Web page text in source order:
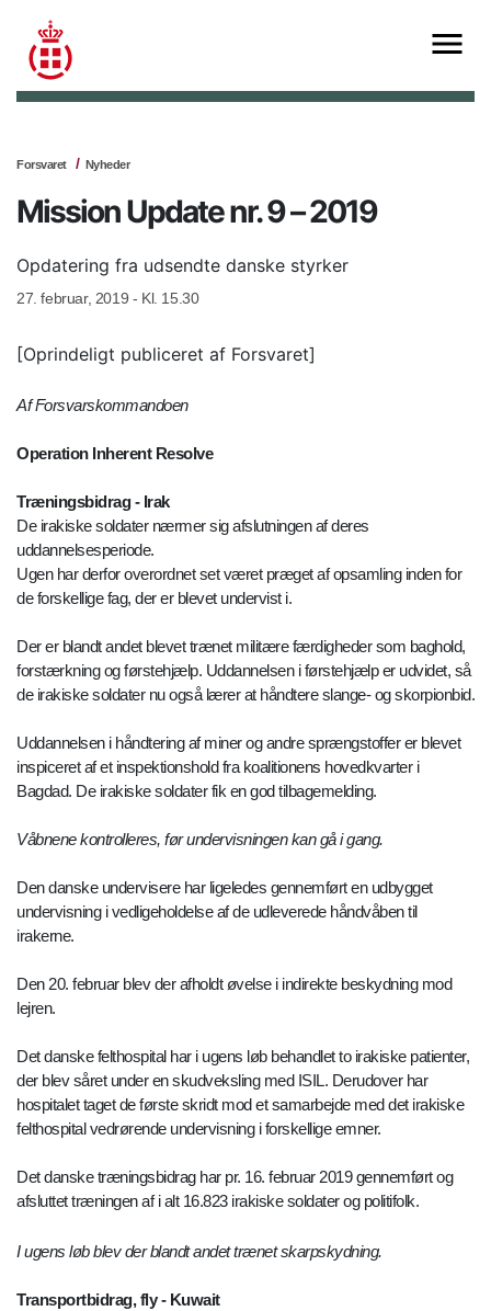
Forsvaret Nyheder
Mission Update nr. 9 – 2019
Opdatering fra udsendte danske styrker
27. februar, 2019 - Kl. 15.30
[Oprindeligt publiceret af Forsvaret]
Af Forsvarskommandoen
Operation Inherent Resolve
Træningsbidrag - Irak
De irakiske soldater nærmer sig afslutningen af deres
uddannelsesperiode.
Ugen har derfor overordnet set været præget af opsamling inden for
de forskellige fag, der er blevet undervist i.
Der er blandt andet blevet trænet militære færdigheder som baghold,
forstærkning og førstehjælp. Uddannelsen i førstehjælp er udvidet, så
de irakiske soldater nu også lærer at håndtere slange- og skorpionbid.
Uddannelsen i håndtering af miner og andre sprængstoffer er blevet
inspiceret af et inspektionshold fra koalitionens hovedkvarter i
Bagdad. De irakiske soldater fik en god tilbagemelding.
Våbnene kontrolleres, før undervisningen kan gå i gang.
Den danske undervisere har ligeledes gennemført en udbygget
undervisning i vedligeholdelse af de udleverede håndvåben til
irakerne.
Den 20. februar blev der afholdt øvelse i indirekte beskydning mod
lejren.
Det danske felthospital har i ugens løb behandlet to irakiske patienter,
der blev såret under en skudveksling med ISIL. Derudover har
hospitalet taget de første skridt mod et samarbejde med det irakiske
felthospital vedrørende undervisning i forskellige emner.
Det danske træningsbidrag har pr. 16. februar 2019 gennemført og
afsluttet træningen af i alt 16.823 irakiske soldater og politifolk.
I ugens løb blev der blandt andet trænet skarpskydning.
Transportbidrag, fly - Kuwait